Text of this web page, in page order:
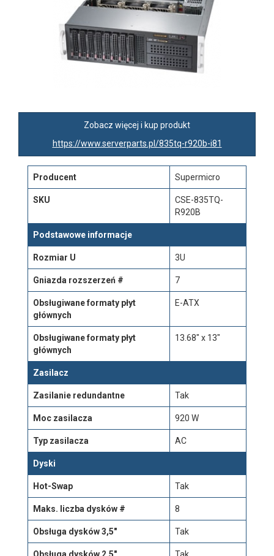
Zobacz więcej i kup produkt
https://www.serverparts.pl/835tq-r920b-i81
Producent Supermicro
SKU
CSE-835TQ-
R920B
Podstawowe informacje
Rozmiar U 3U
Gniazda rozszerzeń # 7
Obsługiwane formaty płyt
głównych
E-ATX
Obsługiwane formaty płyt
głównych
13.68" x 13"
Zasilacz
Zasilanie redundantne Tak
Moc zasilacza 920 W
Typ zasilacza AC
Dyski
Hot-Swap Tak
Maks. liczba dysków # 8
Obsługa dysków 3,5" Tak